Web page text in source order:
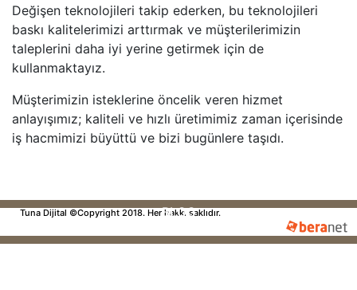
Değişen teknolojileri takip ederken, bu teknolojileri
baskı kalitelerimizi arttırmak ve müşterilerimizin
taleplerini daha iyi yerine getirmek için de
kullanmaktayız.
Müşterimizin isteklerine öncelik veren hizmet
anlayışımız; kaliteli ve hızlı üretimimiz zaman içerisinde
iş hacmimizi büyüttü ve bizi bugünlere taşıdı.
Tuna Dijital ©Copyright 2018. Her hakkı saklıdır.
BLOG